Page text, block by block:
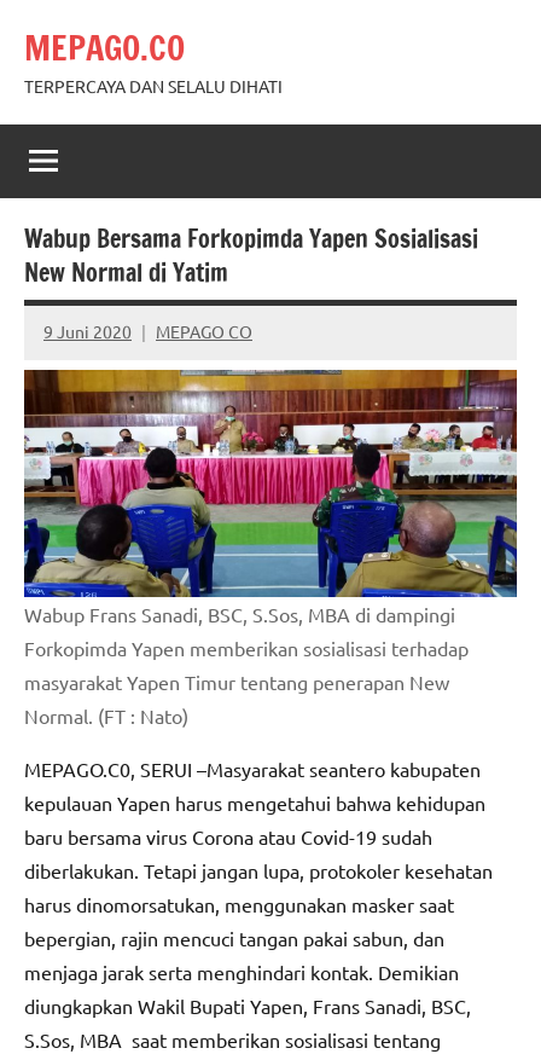
content
MEPAGO.CO
TERPERCAYA DAN SELALU DIHATI
Wabup Bersama Forkopimda Yapen Sosialisasi
New Normal di Yatim
9 Juni 2020 MEPAGO CO
No
comments
Wabup Frans Sanadi, BSC, S.Sos, MBA di dampingi
Forkopimda Yapen memberikan sosialisasi terhadap
masyarakat Yapen Timur tentang penerapan New
Normal. (FT : Nato)
MEPAGO.C0, SERUI –Masyarakat seantero kabupaten
kepulauan Yapen harus mengetahui bahwa kehidupan
baru bersama virus Corona atau Covid-19 sudah
diberlakukan. Tetapi jangan lupa, protokoler kesehatan
harus dinomorsatukan, menggunakan masker saat
bepergian, rajin mencuci tangan pakai sabun, dan
menjaga jarak serta menghindari kontak. Demikian
diungkapkan Wakil Bupati Yapen, Frans Sanadi, BSC,
S.Sos, MBA saat memberikan sosialisasi tentang